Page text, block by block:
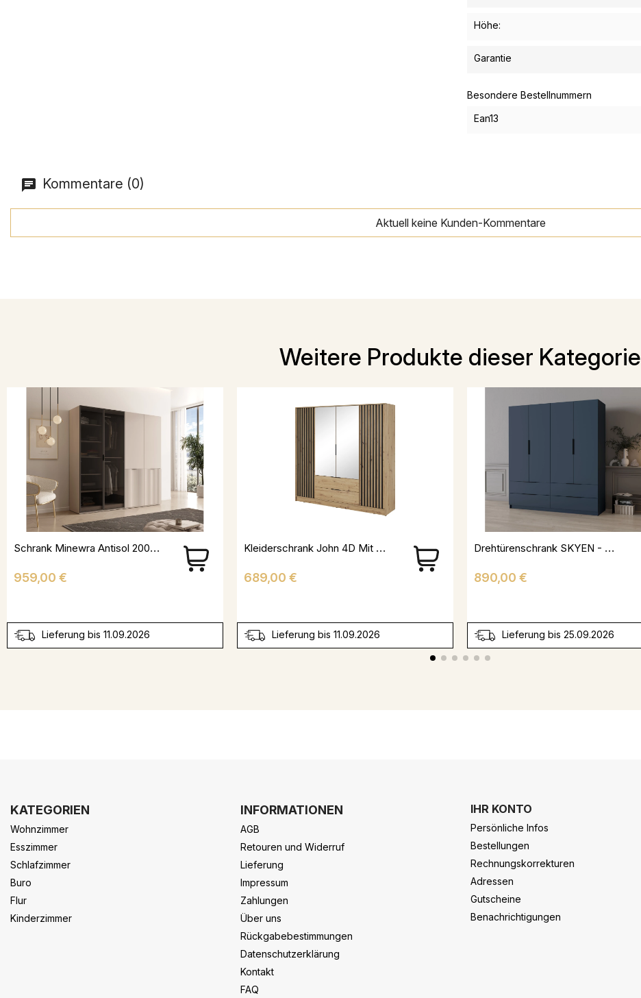
Höhe:
Garantie
Besondere Bestellnummern
Ean13
Kommentare (0)
Aktuell keine Kunden-Kommentare
Weitere Produkte dieser Kategorie
Schrank Minewra Antisol 200 - Kaschmir
Preis
959,00 €
Lieferung bis 11.09.2026
Kleiderschrank John 4D Mit Spiegiel Artisan + Schwarz
Preis
689,00 €
Lieferung bis 11.09.2026
Drehtürenschrank SKYEN - Dunkelblau
Preis
890,00 €
Lieferung bis 25.09.2026
KATEGORIEN
Wohnzimmer
Esszimmer
Schlafzimmer
Buro
Flur
Kinderzimmer
INFORMATIONEN
AGB
Retouren und Widerruf
Lieferung
Impressum
Zahlungen
Über uns
Rückgabebestimmungen
Datenschutzerklärung
Kontakt
FAQ
IHR KONTO
Persönliche Infos
Bestellungen
Rechnungskorrekturen
Adressen
Gutscheine
Benachrichtigungen